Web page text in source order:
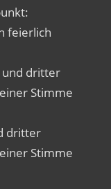
feierlich
dritter
Stimme
dritter
Stimme